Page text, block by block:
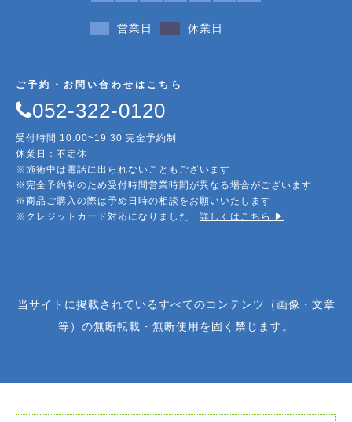
営業日 休業日
ご予約・お問い合わせはこちら
052-322-0120
受付時間 10:00~19:30 完全予約制
休業日：不定休
※施術中は電話に出られないこともございます
※完全予約制のため受付時間営業時間が異なる場合がございます
※商品ご購入の際は予め日時の相談をお願いいたします
※クレジットカード対応になりました 詳しくはこちら ▶︎
当サイトに掲載されているすべてのコンテンツ（画像・文章
等）の無断転載・無断使用を固く禁じます。